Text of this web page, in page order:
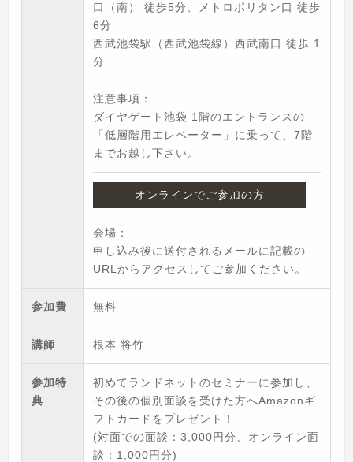
口（南） 徒歩5分、メトロポリタン口 徒歩
6分
西武池袋駅（西武池袋線）西武南口 徒歩 1
分
注意事項：
ダイヤゲート池袋 1階のエントランスの
「低層階用エレベーター」に乗って、7階
までお越し下さい。
オンラインでご参加の方
会場：
申し込み後に送付されるメールに記載の
URLからアクセスしてご参加ください。
参加費 無料
講師 根本 将竹
参加特
典
初めてランドネットのセミナーに参加し、
その後の個別面談を受けた方へAmazonギ
フトカードをプレゼント！
(対面での面談：3,000円分、オンライン面
談：1,000円分)